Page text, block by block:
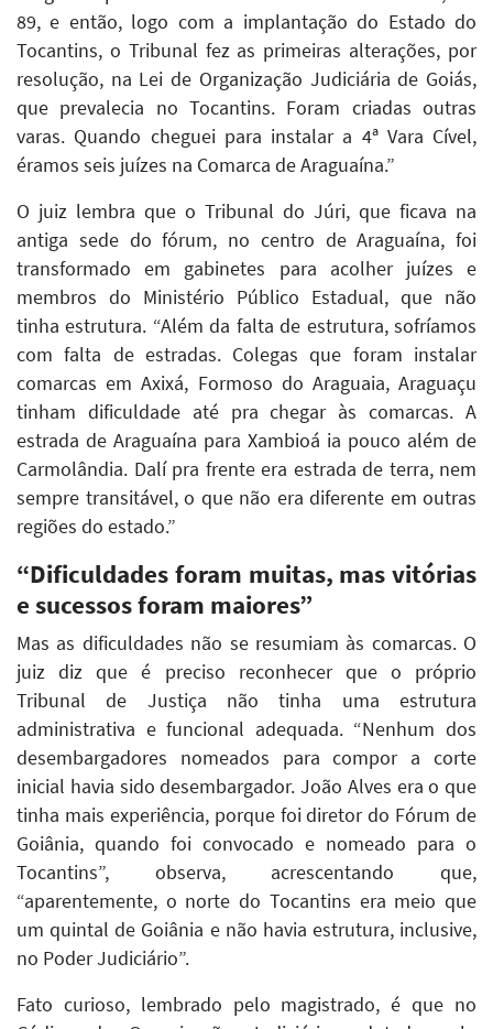
89, e então, logo com a implantação do Estado do
Tocantins, o Tribunal fez as primeiras alterações, por
resolução, na Lei de Organização Judiciária de Goiás,
que prevalecia no Tocantins. Foram criadas outras
varas. Quando cheguei para instalar a 4ª Vara Cível,
éramos seis juízes na Comarca de Araguaína.”
O juiz lembra que o Tribunal do Júri, que ficava na
antiga sede do fórum, no centro de Araguaína, foi
transformado em gabinetes para acolher juízes e
membros do Ministério Público Estadual, que não
tinha estrutura. “Além da falta de estrutura, sofríamos
com falta de estradas. Colegas que foram instalar
comarcas em Axixá, Formoso do Araguaia, Araguaçu
tinham dificuldade até pra chegar às comarcas. A
estrada de Araguaína para Xambioá ia pouco além de
Carmolândia. Dalí pra frente era estrada de terra, nem
sempre transitável, o que não era diferente em outras
regiões do estado.”
“Dificuldades foram muitas, mas vitórias
e sucessos foram maiores”
Mas as dificuldades não se resumiam às comarcas. O
juiz diz que é preciso reconhecer que o próprio
Tribunal de Justiça não tinha uma estrutura
administrativa e funcional adequada. “Nenhum dos
desembargadores nomeados para compor a corte
inicial havia sido desembargador. João Alves era o que
tinha mais experiência, porque foi diretor do Fórum de
Goiânia, quando foi convocado e nomeado para o
Tocantins”, observa, acrescentando que,
“aparentemente, o norte do Tocantins era meio que
um quintal de Goiânia e não havia estrutura, inclusive,
no Poder Judiciário”.
Fato curioso, lembrado pelo magistrado, é que no